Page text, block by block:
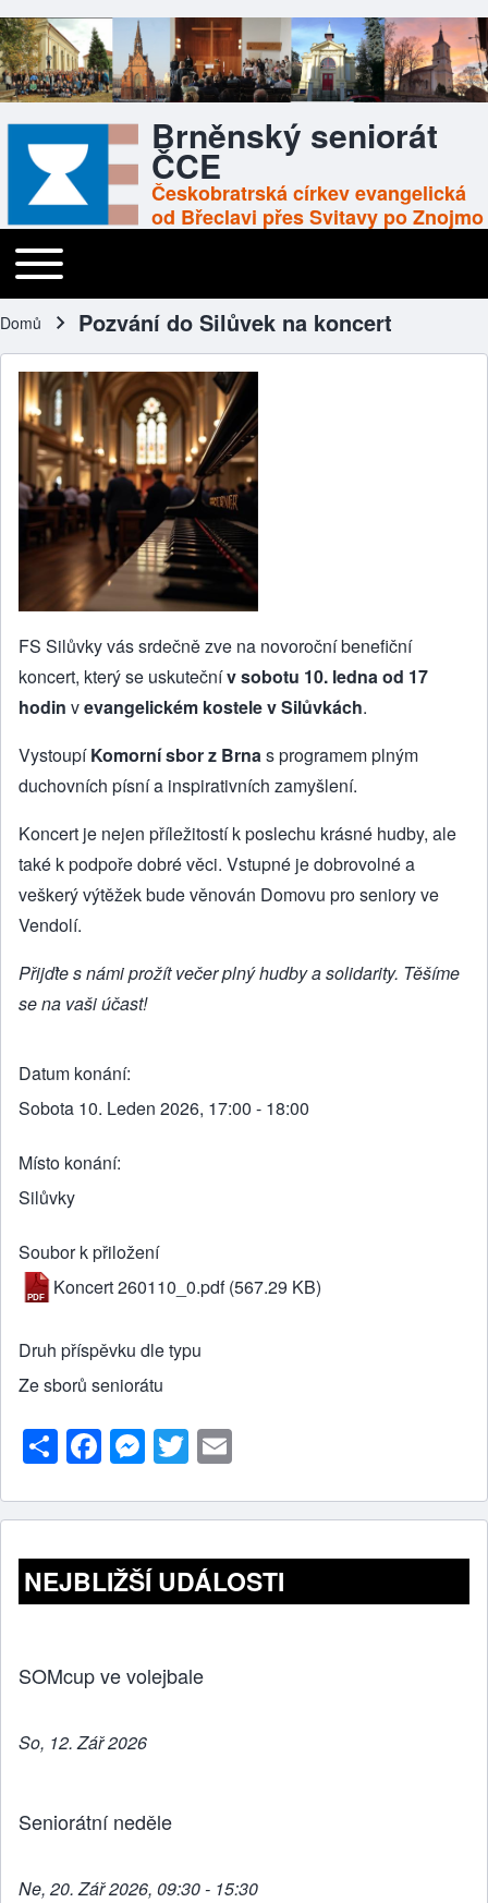
Brněnský seniorát
ČCE
Českobratrská církev evangelická
od Břeclavi přes Svitavy po Znojmo
Main navigation
Toggle main menu
Domů Pozvání do Silůvek na koncert
FS Silůvky vás srdečně zve na novoroční benefiční
koncert, který se uskutečnív sobotu 10. ledna od 17
hodin vevangelickém kostele v Silůvkách.
VystoupíKomorní sbor z Brnas programem plným
duchovních písní a inspirativních zamyšlení.
Koncert je nejen příležitostí k poslechu krásné hudby, ale
také k podpoře dobré věci. Vstupné je dobrovolné a
veškerý výtěžek bude věnován Domovu pro seniory ve
Vendolí.
Přijďte s námi prožít večer plný hudby a solidarity. Těšíme
se na vaši účast!
Datum konání
Sobota 10. Leden 2026, 17:00 - 18:00
Místo konání
Silůvky
Soubor k přiložení
Koncert 260110_0.pdf (567.29 KB)
Druh příspěvku dle typu
Ze sborů seniorátu
S
h
ar
e
F
a
c
e
b
o
k
M
e
ss
e
n
g
T
wi
tt
er
ail
NEJBLIŽŠÍ UDÁLOSTI
SOMcup ve volejbale
So, 12. Zář 2026
Seniorátní neděle
Ne, 20. Zář 2026, 09:30 - 15:30